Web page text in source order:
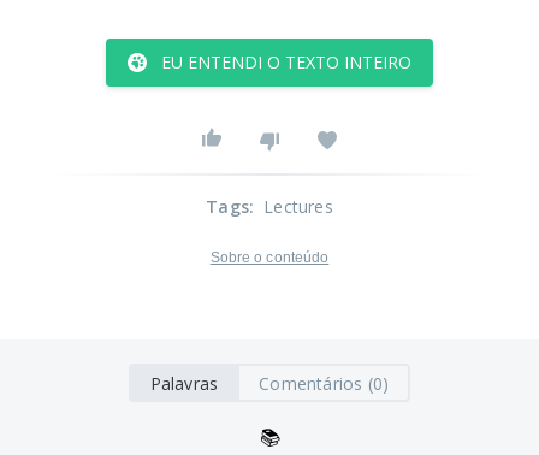
EU ENTENDI O TEXTO INTEIRO
Tags: Lectures
Sobre o conteúdo
Palavras Comentários (0)
📚